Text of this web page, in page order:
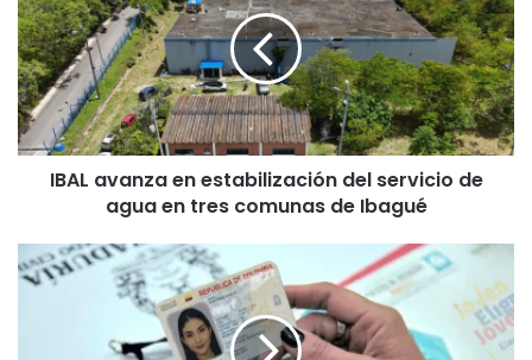
estabilización
del
servicio
de
agua
en
Ibagué
IBAL avanza en estabilización del servicio de
agua en tres comunas de Ibagué
Registraduría
ampliará